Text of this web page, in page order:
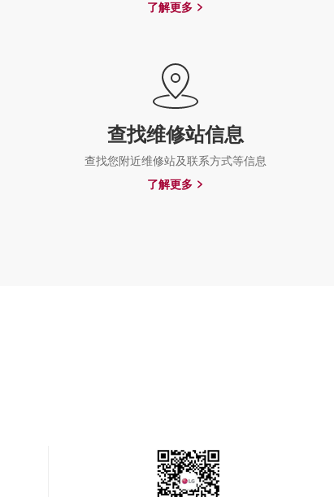
了解更多
查找维修站信息
查找您附近维修站及联系方式等信息
了解更多